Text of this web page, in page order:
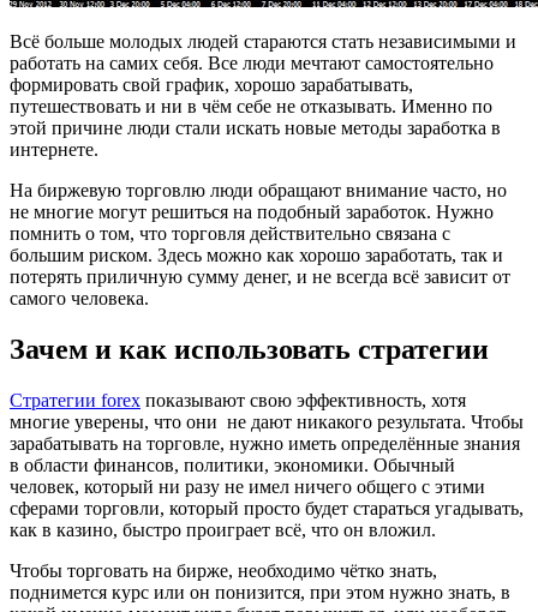
Всё больше молодых людей стараются стать независимыми и
работать на самих себя. Все люди мечтают самостоятельно
формировать свой график, хорошо зарабатывать,
путешествовать и ни в чём себе не отказывать. Именно по
этой причине люди стали искать новые методы заработка в
интернете.
На биржевую торговлю люди обращают внимание часто, но
не многие могут решиться на подобный заработок. Нужно
помнить о том, что торговля действительно связана с
большим риском. Здесь можно как хорошо заработать, так и
потерять приличную сумму денег, и не всегда всё зависит от
самого человека.
Зачем и как использовать стратегии
Стратегии forex показывают свою эффективность, хотя
многие уверены, что они не дают никакого результата. Чтобы
зарабатывать на торговле, нужно иметь определённые знания
в области финансов, политики, экономики. Обычный
человек, который ни разу не имел ничего общего с этими
сферами торговли, который просто будет стараться угадывать,
как в казино, быстро проиграет всё, что он вложил.
Чтобы торговать на бирже, необходимо чётко знать,
поднимется курс или он понизится, при этом нужно знать, в